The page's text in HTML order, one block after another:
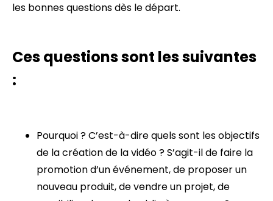
les bonnes questions dès le départ.
Ces questions sont les suivantes
:
Pourquoi ? C’est-à-dire quels sont les objectifs
de la création de la vidéo ? S’agit-il de faire la
promotion d’un événement, de proposer un
nouveau produit, de vendre un projet, de